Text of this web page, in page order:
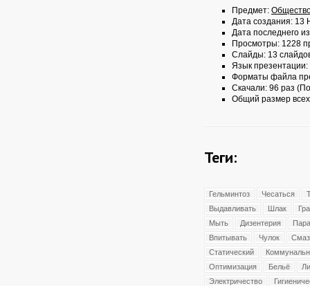
Предмет:
Дата создания: 13
Дата последнего
Просмотры: 1228
Слайды: 13
Язык презентации:
Форматы файла
Скачали: 96 раз
Общий размер
Теги:
Гельминтоз Чесаться
Выдавливать
Шлак
Мыть
Дизентерия
Впитывать
Чулок
Статический
Оптимизация
Бельё
Электричество